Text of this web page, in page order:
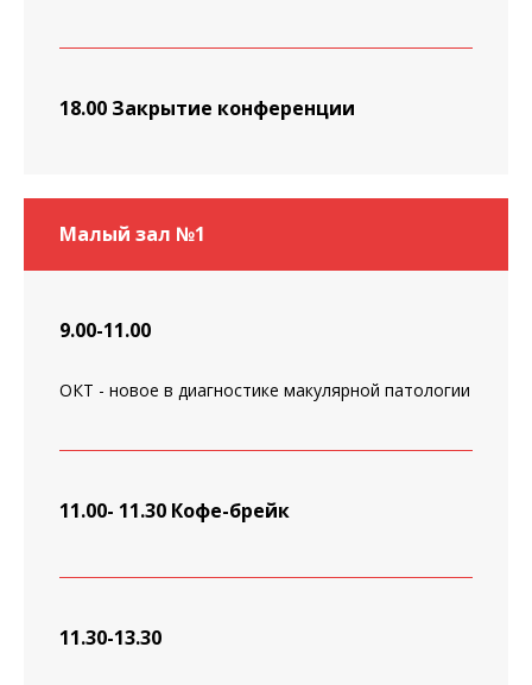
18.00 Закрытие конференции
Малый зал №1
9.00-11.00
ОКТ - новое в диагностике макулярной патологии
11.00- 11.30 Кофе-брейк
11.30-13.30